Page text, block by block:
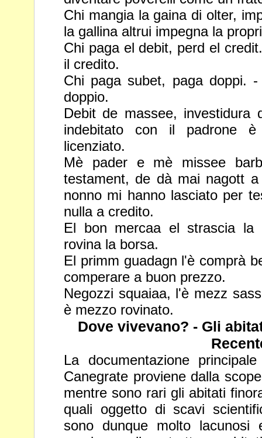
Chi mangia la gaina di olter,
la gallina altrui impegna la
Chi paga el debit, perd el
il credito.
Chi paga subet, paga doppi.
doppio.
Debit de massee, investidura
indebitato con il padrone
licenziato.
Mè pader e mè missee
testament, de dà mai nagott
nonno mi hanno lasciato per
nulla a credito.
El bon mercaa el strascia
rovina la borsa.
El primm guadagn l'è comprà
comperare a buon prezzo.
Negozzi squaiaa, l'è mezz
è mezzo rovinato.
Dove vivevano? - Gli
La documentazione
Canegrate proviene dalla
mentre sono rari gli abitati
quali oggetto di scavi
sono dunque molto lacunosi